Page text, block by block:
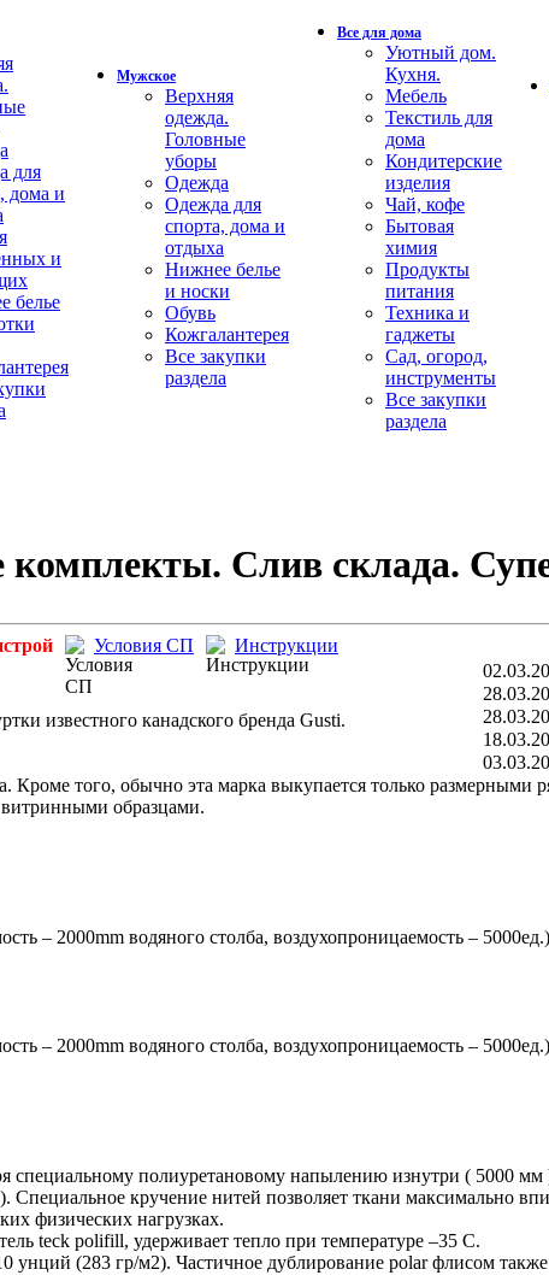
для
дома и
и
белье
Мужское
Верхняя
одежда.
Головные
уборы
Одежда
Одежда для
спорта, дома и
отдыха
Нижнее белье
и носки
Обувь
Кожгалантерея
Все закупки
раздела
Все для дома
Уютный дом.
Кухня.
Мебель
Текстиль для
дома
Кондитерские
изделия
Чай, кофе
Бытовая
химия
Продукты
питания
Техника и
гаджеты
Сад, огород,
инструменты
Все закупки
раздела
комплекты. Слив склада.
Условия СП Инструкции
известного канадского бренда Gusti.
Кроме того, обычно эта марка выкупается только размерными
образцами.
– 2000mm водяного столба, воздухопроницаемость –
– 2000mm водяного столба, воздухопроницаемость –
специальному полиуретановому напылению изнутри ( 5000 мм
кручение нитей позволяет ткани максимально
физических нагрузках.
teck polifill, удерживает тепло при температуре –35 С.
унций (283 гр/м2). Частичное дублирование polar флисом